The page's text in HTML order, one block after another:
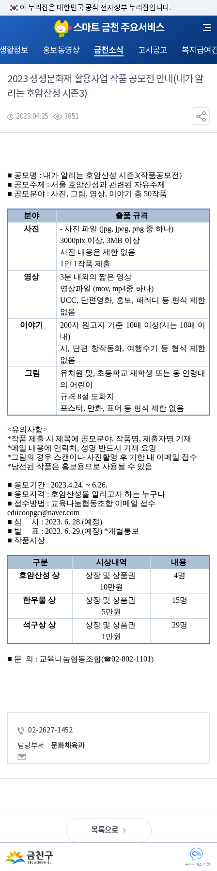
이 누리집은 대한민국 공식 전자정부 누리집입니다.
스마트 금천 주요서비스
활정보 홍보동영상 금천소식 고시공고 복지급여
문자서비스 신청
2023 생생문화재 활용사업 작품 공모전 안내(내가 알
리는 호암산성 시즌3)
2023.04.25 3851
■ 공모명 : 내가 알리는 호암산성 시즌3(작품공모전)
■ 공모주제 : 서울 호암산성과 관련된 자유주제
■ 공모분야 : 사진, 그림, 영상, 이야기 총 50작품
분야
출품 규격
사진
- 사진 파일 (jpg, jpeg, png 중 하나)
3000pix 이상, 3MB 이상
사진 내용은 제한 없음
1 인 1 작품 제출
영상
3분 내외의 짧은 영상
영상파일 (mov, mp4중 하나)
UCC, 단편영화, 홍보 , 패러디 등 형식 제한
없음
이야기
200자 원고지 기준 10매 이상(시는 10매 이
내)
시 , 단편 창작동화, 여행수기 등 형식 제한
없음
그림
유치원 및, 초등학교 재학생 또는 동 연령대
의 어린이
규격 8절 도화지
포스터 , 만화, 표어 등 형식 제한 없음
<유의사항>
*작품 제출 시 제목에 공모분야, 작품명, 제출자명 기재
*메일 내용에 연락처, 성명 반드시 기재 요망
*그림의 경우 스캔이나 사진활영 후 기한 내 이메일 접수
*당선된 작품은 홍보용으로 사용될 수 있음
■ 응모기간 : 2023.4.24. ~ 6.26.
■ 응모자격 : 호암산성을 알리고자 하는 누구나
■ 접수방법 : 교육나눔협동조합 이메일 접수
educoopgc@naver.com
■ 심     사 : 2023. 6. 28.(예정)
■ 발     표 : 2023. 6. 29.(예정) *개별통보
■ 작품시상
구분 시상내역
내용
호암산성 상
10만원
4명
한우물 상
5만원
15명
석구상 상
1 만원
29명
■ 문  의 : 교육나눔협동조합(☎02-802-1101)
02-2627-1452
담당부서
문화체육과
목록으로